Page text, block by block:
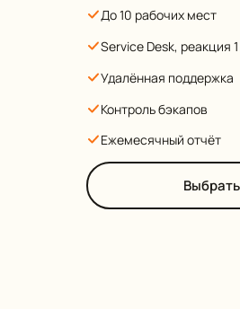
До 10 рабочих мест
Service Desk, реакция
Удалённая поддержка
Контроль бэкапов
Ежемесячный отчёт